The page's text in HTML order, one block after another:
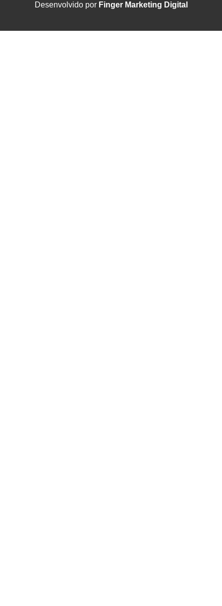
Desenvolvido por Finger Marketing Digital